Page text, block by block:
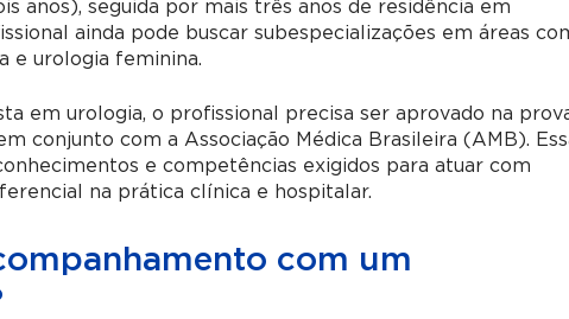
anos), seguida por mais três anos de residência em
ainda pode buscar subespecializações em áreas
e urologia feminina.
em urologia, o profissional precisa ser aprovado na
conjunto com a Associação Médica Brasileira (AMB).
e competências exigidos para atuar com
na prática clínica e hospitalar.
com um